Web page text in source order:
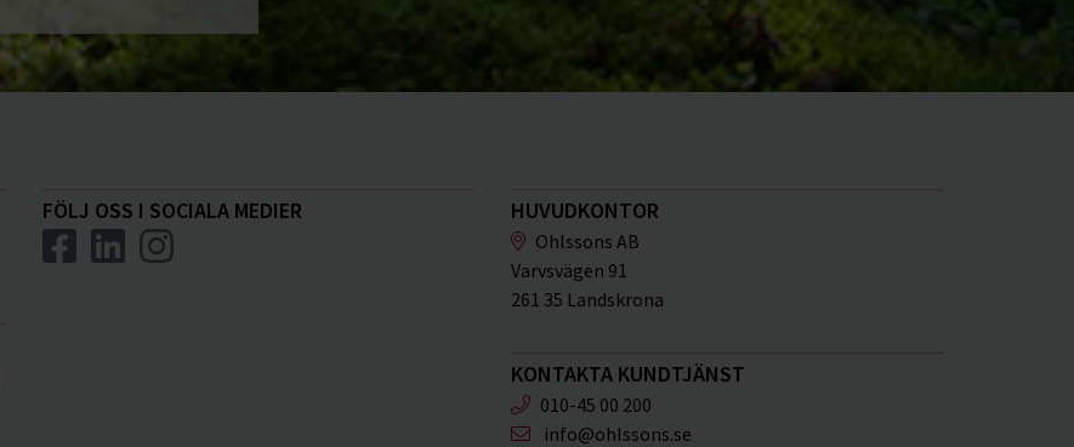
FÖLJ OSS I SOCIALA MEDIER HUVUDKONTOR
Ohlssons AB
Varvsvägen 91
261 35 Landskrona
KONTAKTA KUNDTJÄNST
010-45 00 200
info@ohlssons.se